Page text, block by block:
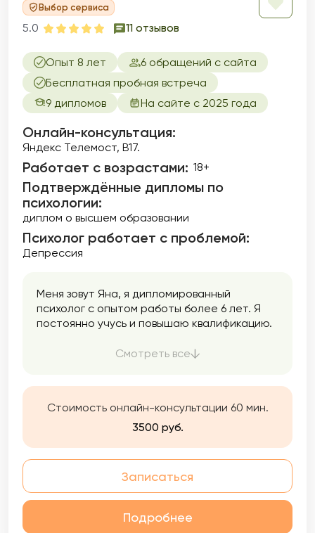
Выбор сервиса
5.0 11 отзывов
Опыт 8 лет
6 обращений с сайта
Бесплатная пробная встреча
9 дипломов
На сайте с 2025 года
Онлайн-консультация:
Яндекс Телемост, B17.
Работает с возрастами: 18+
Подтверждённые дипломы по
психологии:
диплом о высшем образовании
Психолог работает с проблемой:
Депрессия
Меня зовут Яна, я дипломированный
психолог с опытом работы более 6 лет. Я
постоянно учусь и повышаю квалификацию.
Петербурге и онлайн с клиентами из разных
Смотреть все
Стоимость онлайн-консультации 60 мин.
3500 руб.
Записаться
Подробнее